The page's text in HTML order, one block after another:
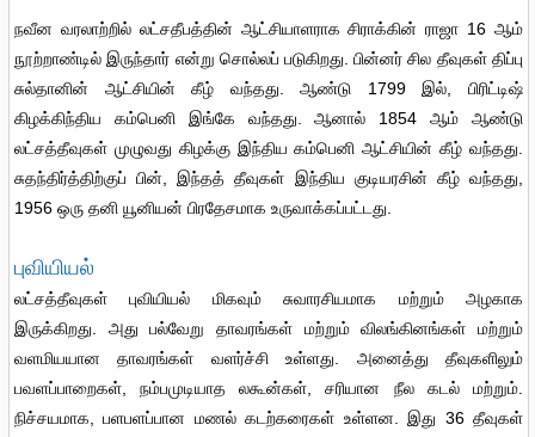
நவீன வரலாற்றில் லட்சதீபத்தின் ஆட்சியாளராக சிராக்கின் ராஜா 16 ஆம்
நூற்றாண்டில் இருந்தார் என்று சொல்லப் படுகிறது. பின்னர் சில தீவுகள் திப்பு
சுல்தானின் ஆட்சியின் கீழ் வந்தது. ஆண்டு 1799 இல், பிரிட்டிஷ்
கிழக்கிந்திய கம்பெனி இங்கே வந்தது. ஆனால் 1854 ஆம் ஆண்டு
லட்சத்தீவுகள் முழுவது கிழக்கு இந்திய கம்பெனி ஆட்சியின் கீழ் வந்தது.
சுதந்திர்த்திற்குப் பின், இந்தத் தீவுகள் இந்திய குடியரசின் கீழ் வந்தது,
1956 ஒரு தனி யூனியன் பிரதேசமாக உருவாக்கப்பட்டது.
புவியியல்
லட்சத்தீவுகள் புவியியல் மிகவும் சுவாரசியமாக மற்றும் அழகாக
இருக்கிறது. அது பல்வேறு தாவரங்கள் மற்றும் விலங்கினங்கள் மற்றும்
வளமியயான தாவரங்கள் வளர்ச்சி உள்ளது. அனைத்து தீவுகளிலும்
பவளப்பாறைகள், நம்பமுடியாத லகூன்கள், சரியான நீல கடல் மற்றும்.
நிச்சயமாக, பளபளப்பான மணல் கடற்கரைகள் உள்ளன. இது 36 தீவுகள்